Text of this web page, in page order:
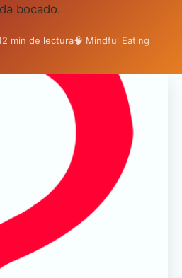
bocado.
min de lectura🧠 Mindful Eating